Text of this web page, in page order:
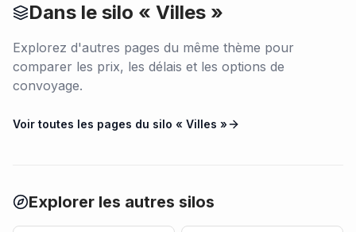
Dans le silo « Villes »
Explorez d'autres pages du même thème pour
comparer les prix, les délais et les options de
convoyage.
Voir toutes les pages du silo « Villes »
Explorer les autres silos